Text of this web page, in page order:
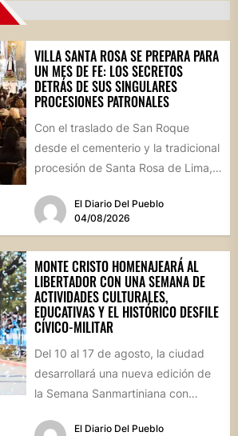
VILLA SANTA ROSA SE PREPARA PARA
UN MES DE FE: LOS SECRETOS
DETRÁS DE SUS SINGULARES
PROCESIONES PATRONALES
Con el traslado de San Roque
desde el cementerio y la tradicional
procesión de Santa Rosa de Lima,
El Diario Del Pueblo
04/08/2026
MONTE CRISTO HOMENAJEARÁ AL
LIBERTADOR CON UNA SEMANA DE
ACTIVIDADES CULTURALES,
EDUCATIVAS Y EL HISTÓRICO DESFILE
CÍVICO-MILITAR
Del 10 al 17 de agosto, la ciudad
desarrollará una nueva edición de
la Semana Sanmartiniana con
El Diario Del Pueblo